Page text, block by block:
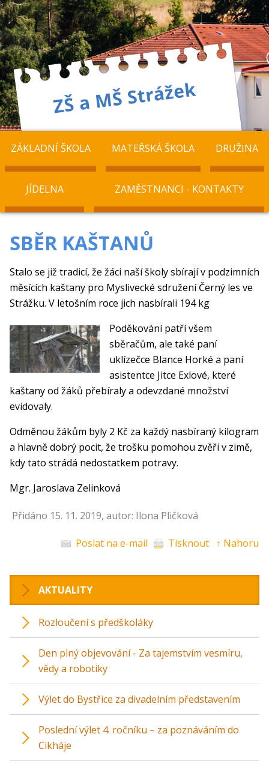
ZÁKLADNÍ ŠKOLA MATEŘSKÁ ŠKOLA DRUŽINA
JÍDELNA ZAMĚSTNANCI - KONTAKTY
SBĚR KAŠTANŮ
Stalo se již tradicí, že žáci naší školy sbírají v podzimních
měsících kaštany pro Myslivecké sdružení Černý les ve
Strážku. V letošním roce jich nasbírali 194 kg
Poděkování patří všem
sběračům, ale také paní
uklízečce Blance Horké a paní
asistentce Jitce Exlové, které
kaštany od žáků přebíraly a odevzdané množství
evidovaly.
Odměnou žákům byly 2 Kč za každý nasbíraný kilogram
a hlavně dobrý pocit, že trošku pomohou zvěři v zimě,
kdy tato strádá nedostatkem potravy.
Mgr. Jaroslava Zelinková
Přidáno 15. 11. 2019, autor: Ilona Pličková
Poslat na e-mail Tisknout ↑ Nahoru
AKTUALITY
Rozloučení s předškoláky
Den plný objevování - Za tajemstvím vesmíru,
vědy a robotiky
Výlet do Bystřice za divadelním představením
Poslední výlet 4. ročníku – za poznáváním do
Cikháje